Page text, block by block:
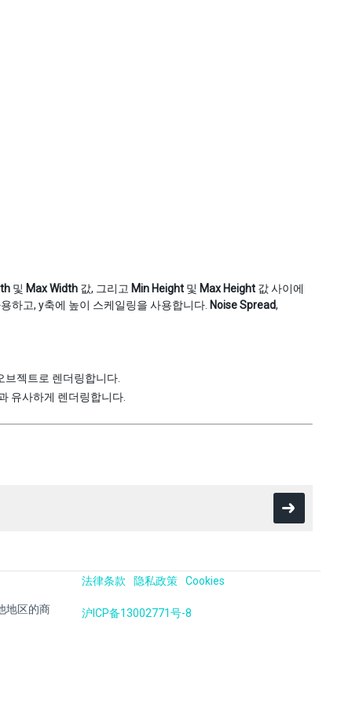
및 Max Width 값, 그리고 Min Height 및 Max Height 값 사이에
하고, y축에 높이 스케일링을 사용합니다. Noise Spread,
브젝트로 렌더링합니다.
유사하게 렌더링합니다.
地区的商
法律条款 隐私政策 Cookies
沪ICP备13002771号-8